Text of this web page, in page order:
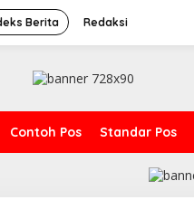
Berita Redaksi
Contoh Pos Standar Pos